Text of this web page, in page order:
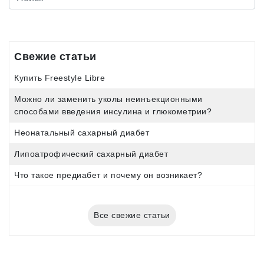
Свежие статьи
Купить Freestyle Libre
Можно ли заменить уколы неинъекционными
способами введения инсулина и глюкометрии?
Неонатальный сахарный диабет
Липоатрофический сахарный диабет
Что такое предиабет и почему он возникает?
Все свежие статьи